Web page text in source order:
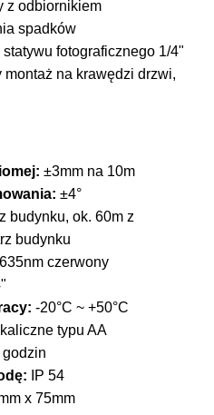
z odbiornikiem
spadków
fotograficznego 1/4"
na krawędzi drzwi,
±3mm na 10m
±4°
budynku, ok. 60m z
budynku
635nm czerwony
-20°C ~ +50°C
typu AA
godzin
IP 54
x 75mm